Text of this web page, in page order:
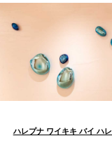
ハレプナ ワイキキ バイ ハ